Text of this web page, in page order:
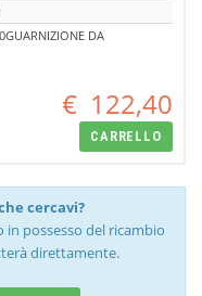
DA
€ 122,40
CARRELLO
cercavi?
in possesso del ricambio
direttamente.